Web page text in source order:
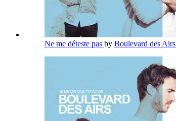
Ne me déteste pas by Boulevard des Airs